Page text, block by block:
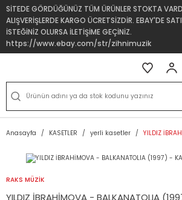
SİTEDE GÖRDÜĞÜNÜZ TÜM ÜRÜNLER STOKTA
ALIŞVERİŞLERDE KARGO ÜCRETSİZDİR. EBAY'DE
İSTEĞİNİZ OLURSA İLETİŞİME GEÇİNİZ.
https://www.ebay.com/str/zihnimuzik
Anasayfa KASETLER yerli kasetler YILDIZ
RAKS MÜZİK
YILDIZ İBRAHİMOVA - BALKANATOLIA